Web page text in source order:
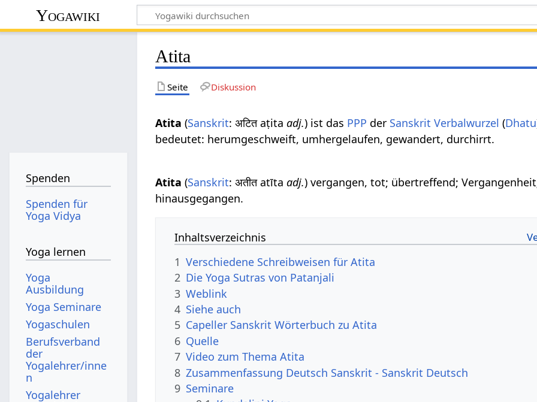
Yogawiki
Atita
Seite Diskussion
Atita (Sanskrit: अटित aṭitaadj.) ist das PPP der Sanskrit Verbalwurzel (Dhatu
bedeutet: herumgeschweift, umhergelaufen, gewandert, durchirrt.
Atita (Sanskrit: अतीत atītaadj.) vergangen, tot; übertreffend;
hinausgegangen.
Inhaltsverzeichnis
1 Verschiedene Schreibweisen für Atita
2 Die Yoga Sutras von Patanjali
3 Weblink
4 Siehe auch
5 Capeller Sanskrit Wörterbuch zu Atita
6 Quelle
7 Video zum Thema Atita
8 Zusammenfassung Deutsch Sanskrit - Sanskrit Deutsch
9 Seminare
Spenden
Spenden für
Yoga Vidya
Yoga lernen
Yoga
Ausbildung
Yoga Seminare
Yogaschulen
Berufsverband
der
Yogalehrer/inne
n
Yogalehrer